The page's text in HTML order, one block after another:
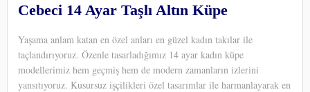
Cebeci 14 Ayar Taşlı Altın Küpe
Yaşama anlam katan en özel anları en güzel kadın takılar ile
taçlandırıyoruz. Özenle tasarladığımız 14 ayar kadın küpe
modellerimiz hem geçmiş hem de modern zamanların izlerini
yansıtıyoruz. Kusursuz işçilikleri özel tasarımlar ile harmanlayarak en